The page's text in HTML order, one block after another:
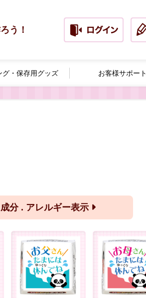
う！
・ 保存用グッズ お客様サポート
成分 . アレルギー表示